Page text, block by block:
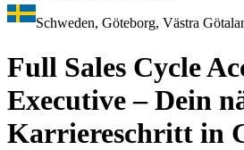
Schweden, Göteborg, Västra
Full Sales Cycle
Executive – Dein
Karriereschritt in